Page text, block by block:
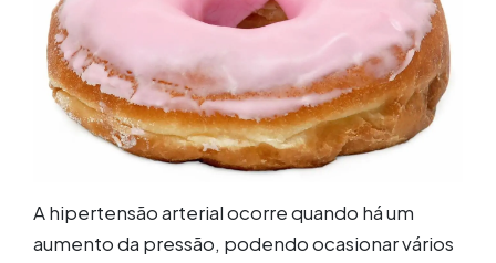
A hipertensão arterial ocorre quando há um
aumento da pressão, podendo ocasionar vários